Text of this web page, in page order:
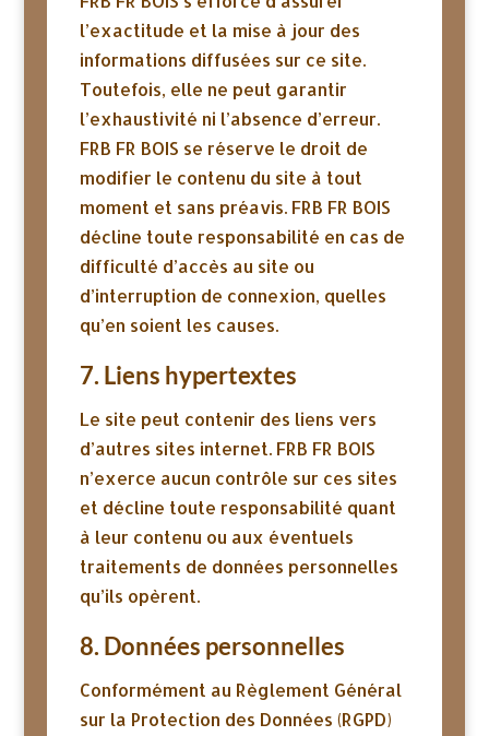
l’exactitude et la mise à jour des
informations diffusées sur ce site.
Toutefois, elle ne peut garantir
l’exhaustivité ni l’absence d’erreur.
FRB FR BOIS se réserve le droit de
modifier le contenu du site à tout
moment et sans préavis. FRB FR BOIS
décline toute responsabilité en cas de
difficulté d’accès au site ou
d’interruption de connexion, quelles
qu’en soient les causes.
7. Liens hypertextes
Le site peut contenir des liens vers
d’autres sites internet. FRB FR BOIS
n’exerce aucun contrôle sur ces sites
et décline toute responsabilité quant
à leur contenu ou aux éventuels
traitements de données personnelles
qu’ils opèrent.
8. Données personnelles
Conformément au Règlement Général
sur la Protection des Données (RGPD)